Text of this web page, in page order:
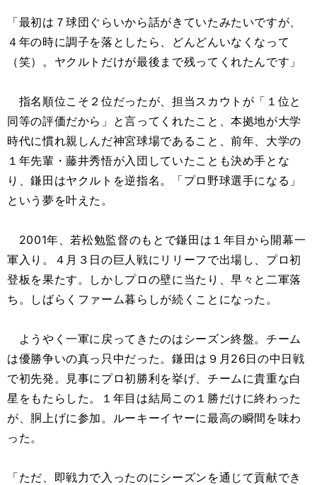
「最初は７球団ぐらいから話がきていたみたいですが、
４年の時に調子を落としたら、どんどんいなくなって
（笑）。ヤクルトだけが最後まで残ってくれたんです」
指名順位こそ２位だったが、担当スカウトが「１位と
同等の評価だから」と言ってくれたこと、本拠地が大学
時代に慣れ親しんだ神宮球場であること、前年、大学の
１年先輩・藤井秀悟が入団していたことも決め手とな
り、鎌田はヤクルトを逆指名。「プロ野球選手になる」
という夢を叶えた。
2001年、若松勉監督のもとで鎌田は１年目から開幕一
軍入り。４月３日の巨人戦にリリーフで出場し、プロ初
登板を果たす。しかしプロの壁に当たり、早々と二軍落
ち。しばらくファーム暮らしが続くことになった。
ようやく一軍に戻ってきたのはシーズン終盤。チーム
は優勝争いの真っ只中だった。鎌田は９月26日の中日戦
で初先発。見事にプロ初勝利を挙げ、チームに貴重な白
星をもたらした。１年目は結局この１勝だけに終わった
が、胴上げに参加。ルーキーイヤーに最高の瞬間を味わ
った。
「ただ、即戦力で入ったのにシーズンを通じて貢献でき